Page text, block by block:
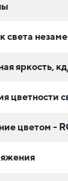
света
яркость,
цветности
цветом -